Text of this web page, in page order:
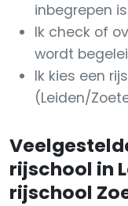
inbegrepen is
Ik check of
wordt
Ik kies een
(Leiden/
rijschool in
rijschool